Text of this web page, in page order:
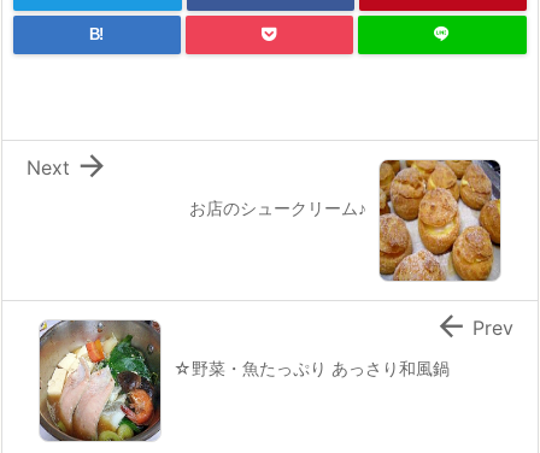
B!
お店のシュークリーム♪

Next
☆野菜・魚たっぷり あっさり和風鍋
 Prev